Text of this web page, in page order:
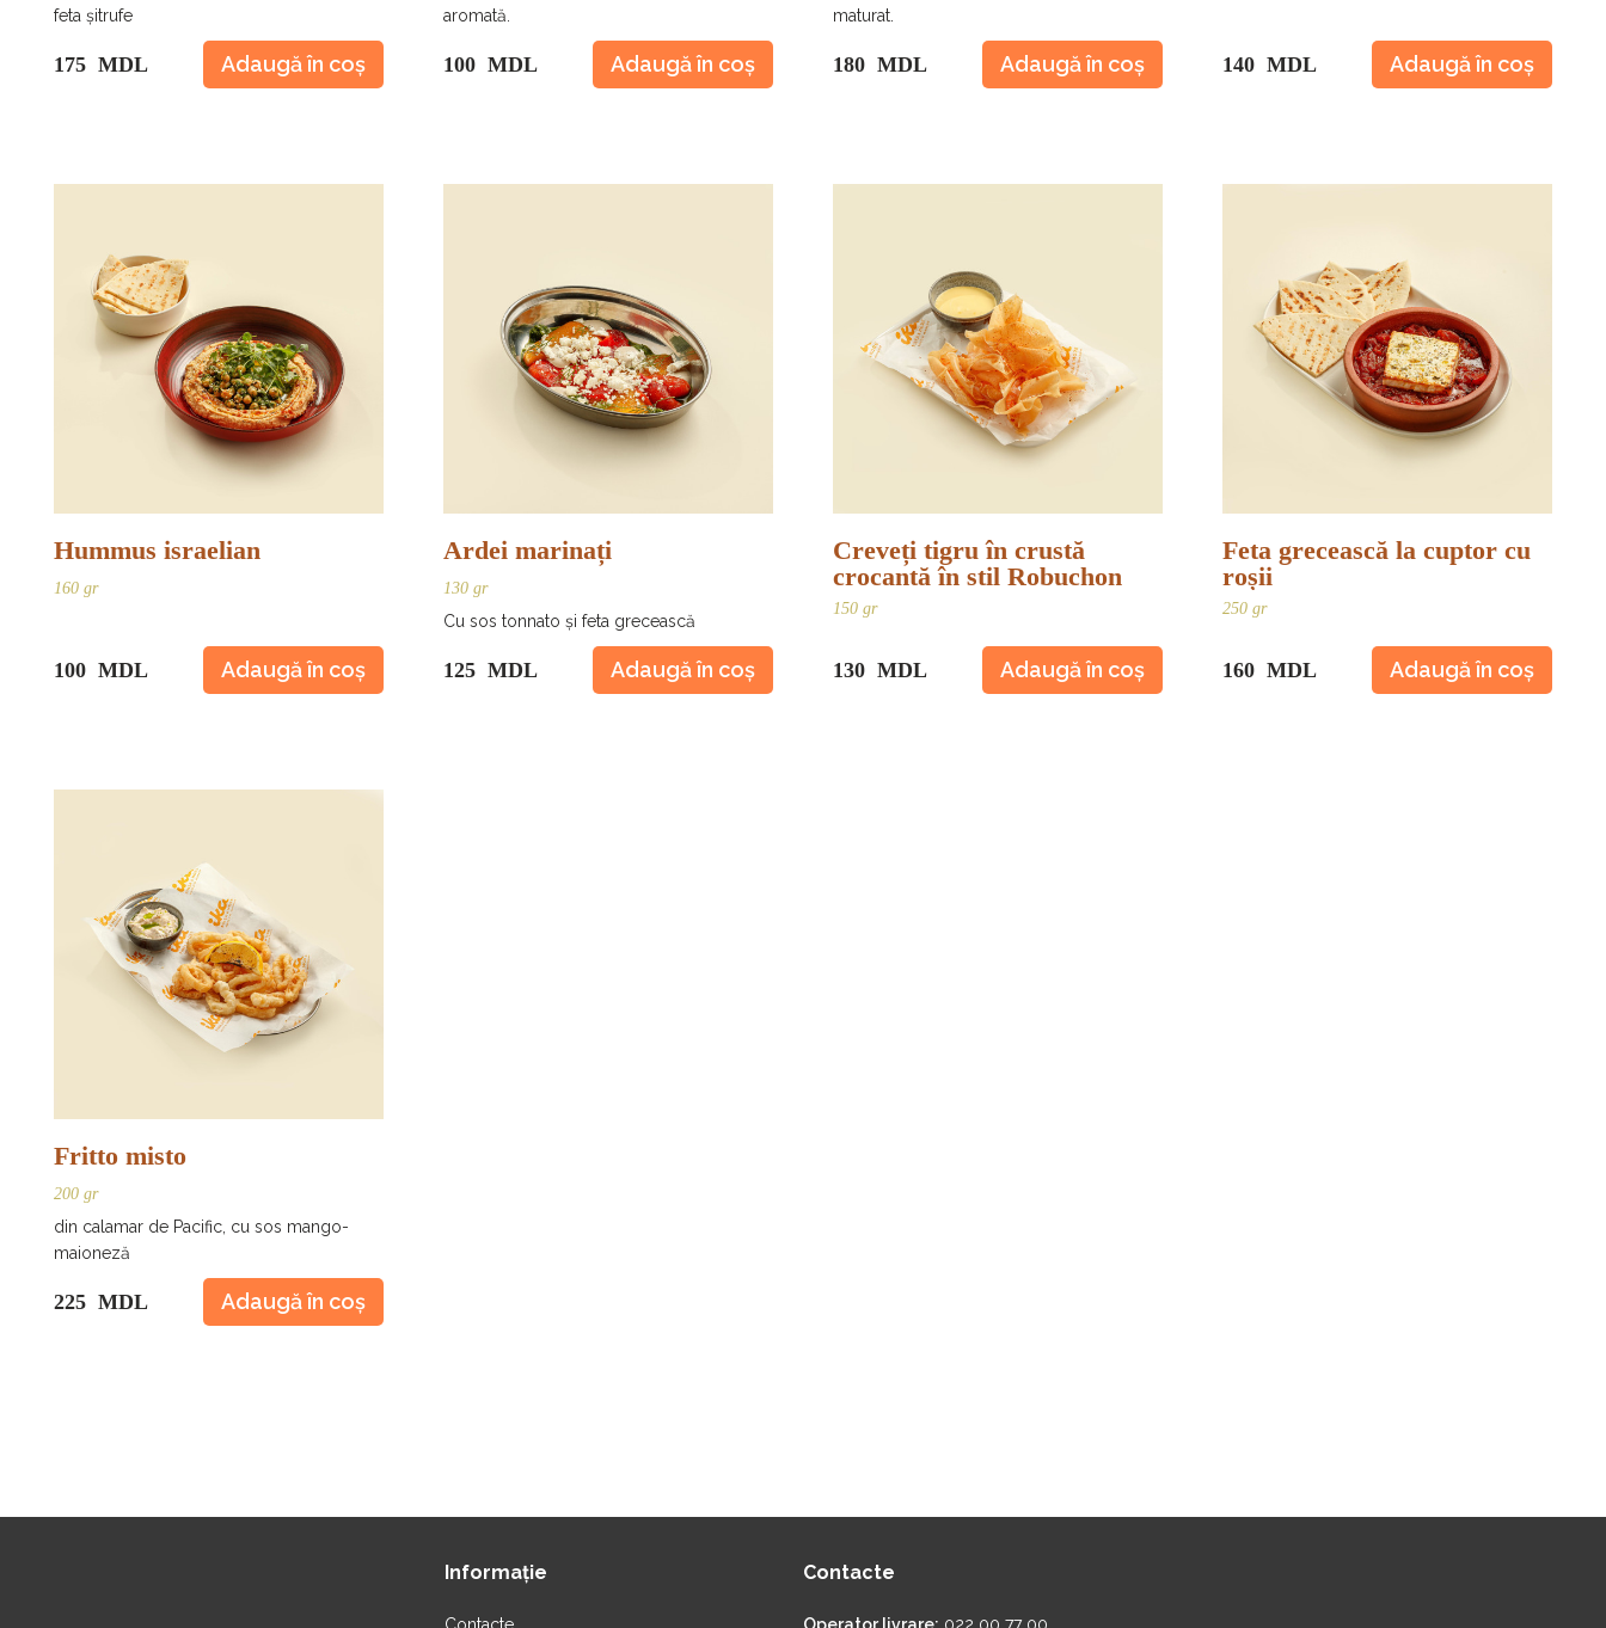
feta șitrufe
175 MDL Adaugă în coș
aromată.
100 MDL Adaugă în coș
maturat.
180 MDL Adaugă în coș 140 MDL Adaugă în coș
Hummus israelian
160 gr
100 MDL Adaugă în coș
Ardei marinați
130 gr
Cu sos tonnato și feta grecească
125 MDL Adaugă în coș
Creveți tigru în crustă
crocantă în stil Robuchon
150 gr
130 MDL Adaugă în coș
Feta grecească la cuptor cu
roșii
250 gr
160 MDL Adaugă în coș
Fritto misto
200 gr
din calamar de Pacific, cu sos mango-
maioneză
225 MDL Adaugă în coș
Informație Contacte